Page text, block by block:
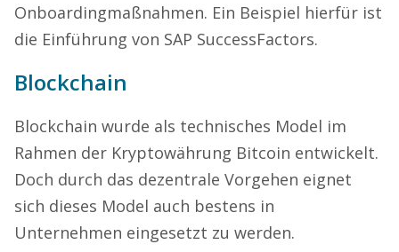
Onboardingmaßnahmen. Ein Beispiel hierfür ist
die Einführung von SAP SuccessFactors.
Blockchain
Blockchain wurde als technisches Model im
Rahmen der Kryptowährung Bitcoin entwickelt.
Doch durch das dezentrale Vorgehen eignet
sich dieses Model auch bestens in
Unternehmen eingesetzt zu werden.